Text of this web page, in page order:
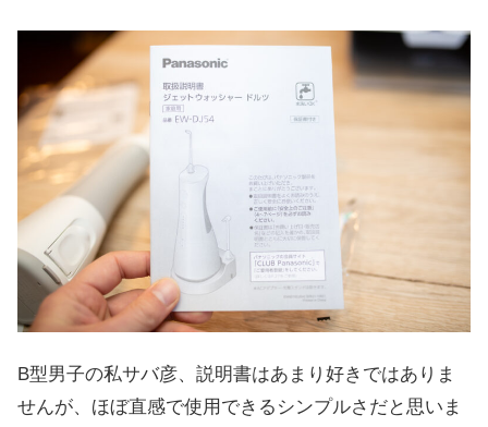
B型男子の私サバ彦、説明書はあまり好きではありま
せんが、ほぼ直感で使用できるシンプルさだと思いま